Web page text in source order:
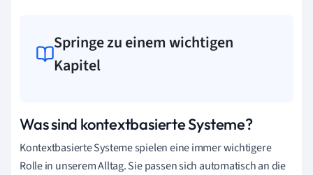
Springe zu einem wichtigen
Kapitel
Was sind kontextbasierte Systeme?
Kontextbasierte Systeme spielen eine immer wichtigere
Rolle in unserem Alltag. Sie passen sich automatisch an die